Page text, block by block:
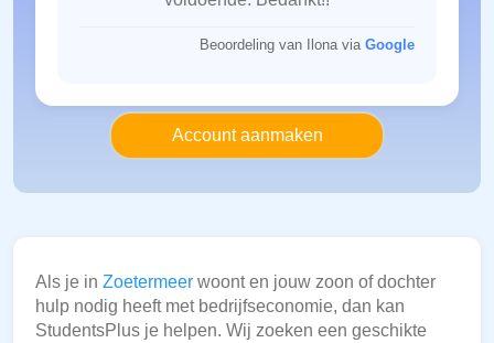
Beoordeling van Ilona via Google
Account aanmaken
Als je in Zoetermeer woont en jouw zoon of dochter
hulp nodig heeft met bedrijfseconomie, dan kan
StudentsPlus je helpen. Wij zoeken een geschikte